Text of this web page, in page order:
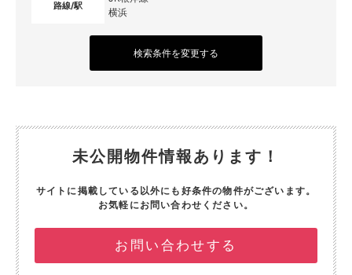
路線/駅
横浜
検索条件を変更する
未公開物件情報あります！
サイトに掲載している以外にも好条件の物件がございます。
お気軽にお問い合わせください。
お問い合わせする